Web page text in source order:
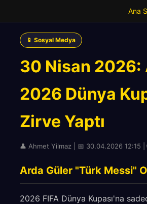
Ana
📱 Sosyal Medya
30 Nisan 2026:
2026 Dünya
Zirve Yaptı
👤 Ahmet Yilmaz | 📅 30.04.2026 12:15 |
Arda Güler "Türk Messi"
2026 FIFA Dünya Kupası'na